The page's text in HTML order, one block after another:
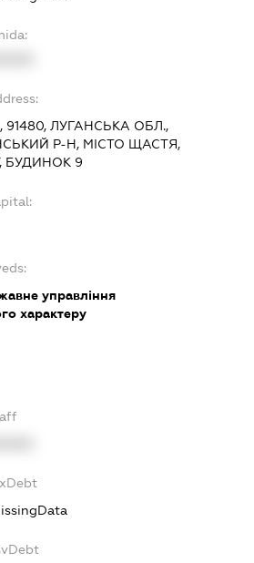
91480, ЛУГАНСЬКА ОБЛ.,
Р-Н, МІСТО ЩАСТЯ,
БУДИНОК 9
управління
характеру